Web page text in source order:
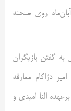
روی صحنه
به گفتن بازیگران
دژاکام معارفه
النا امیدی و